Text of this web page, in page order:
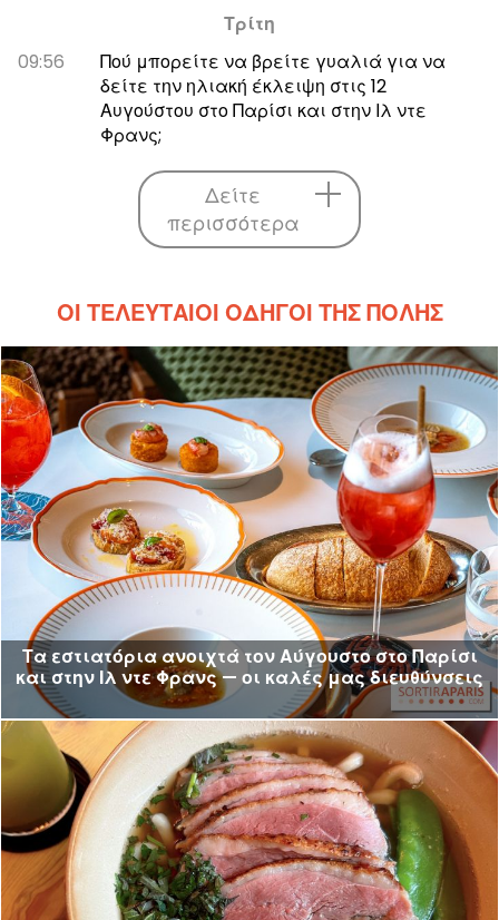
Τρίτη
09:56
Πού μπορείτε να βρείτε γυαλιά για να
δείτε την ηλιακή έκλειψη στις 12
Αυγούστου στο Παρίσι και στην Ιλ ντε
Φρανς;
Δείτε
περισσότερα
ΟΙ ΤΕΛΕΥΤΑΊΟΙ ΟΔΗΓΟΊ ΤΗΣ ΠΌΛΗΣ
Τα εστιατόρια ανοιχτά τον Αύγουστο στο Παρίσι
και στην Ιλ ντε Φρανς — οι καλές μας διευθύνσεις